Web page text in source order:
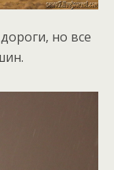
но все